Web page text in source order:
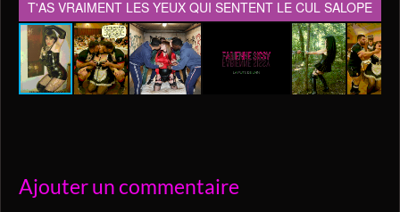
T'AS VRAIMENT LES YEUX QUI SENTENT LE CUL SALOPE
Ajouter un commentaire